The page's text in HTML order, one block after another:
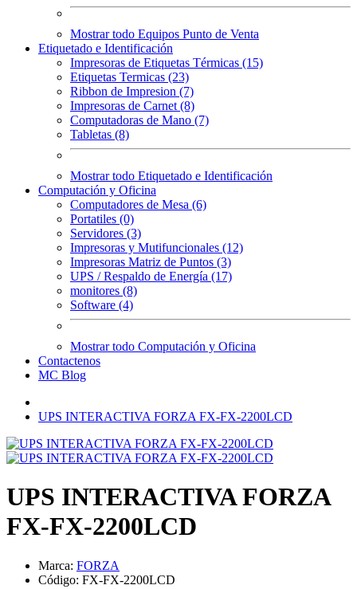
Mostrar todo Equipos Punto de Venta
Etiquetado e Identificación
Impresoras de Etiquetas Térmicas (15)
Etiquetas Termicas (23)
Ribbon de Impresion (7)
Impresoras de Carnet (8)
Computadoras de Mano (7)
Tabletas (8)
Mostrar todo Etiquetado e Identificación
Computación y Oficina
Computadores de Mesa (6)
Portatiles (0)
Servidores (3)
Impresoras y Mutifuncionales (12)
Impresoras Matriz de Puntos (3)
UPS / Respaldo de Energía (17)
monitores (8)
Software (4)
Mostrar todo Computación y Oficina
Contactenos
MC Blog
UPS INTERACTIVA FORZA FX-FX-2200LCD
UPS INTERACTIVA FORZA
FX-FX-2200LCD
Marca: FORZA
Código: FX-FX-2200LCD